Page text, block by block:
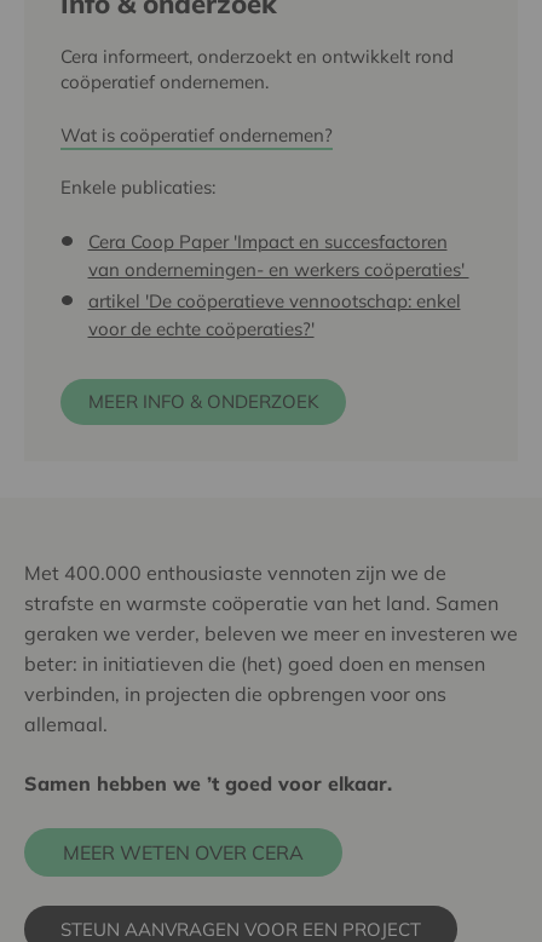
Cera informeert, onderzoekt en ontwikkelt rond
coöperatief ondernemen.
Wat is coöperatief ondernemen?
Enkele publicaties:
Cera Coop Paper 'Impact en succesfactoren
van ondernemingen- en werkers coöperaties'
artikel 'De coöperatieve vennootschap: enkel
voor de echte coöperaties?'
MEER INFO & ONDERZOEK
Met 400.000 enthousiaste vennoten zijn we de
strafste en warmste coöperatie van het land. Samen
geraken we verder, beleven we meer en investeren we
beter: in initiatieven die (het) goed doen en mensen
verbinden, in projecten die opbrengen voor ons
allemaal.
Samen hebben we ’t goed voor elkaar.
MEER WETEN OVER CERA
STEUN AANVRAGEN VOOR EEN PROJECT